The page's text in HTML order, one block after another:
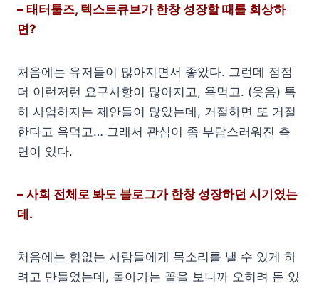
– 태터툴즈, 텍스트큐브가 한창 성장할 때를 회상하
면?
처음에는 유저들이 많아지면서 좋았다. 그런데 점점
더 이런저런 요구사항이 많아지고, 욕먹고. (웃음) 특
히 사업하자는 제안들이 많았는데, 거절하면 또 거절
한다고 욕먹고… 그래서 관심이 좀 부담스러워진 측
면이 있다.
– 사회 전체로 봐도 블로그가 한창 성장하던 시기였는
데.
처음에는 힘없는 사람들에게 목소리를 낼 수 있게 하
려고 만들었는데, 돌아가는 꼴을 보니까 오히려 돈 있